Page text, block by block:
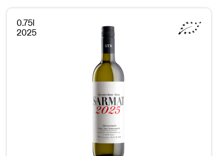
0.75l
2025